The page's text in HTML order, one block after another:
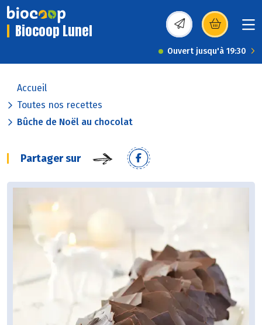
Biocoop Lunel (s’ouvre dans une
Ouvert jusqu'à 19:30
Accueil
Toutes nos recettes
Bûche de Noël au chocolat
Partager sur